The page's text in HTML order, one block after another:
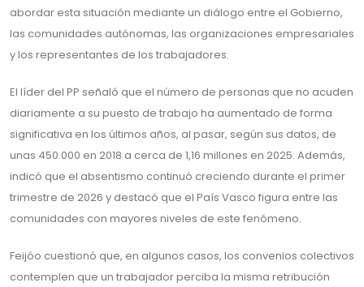
abordar esta situación mediante un diálogo entre el Gobierno,
las comunidades autónomas, las organizaciones empresariales
y los representantes de los trabajadores.
El líder del PP señaló que el número de personas que no acuden
diariamente a su puesto de trabajo ha aumentado de forma
significativa en los últimos años, al pasar, según sus datos, de
unas 450.000 en 2018 a cerca de 1,16 millones en 2025. Además,
indicó que el absentismo continuó creciendo durante el primer
trimestre de 2026 y destacó que el País Vasco figura entre las
comunidades con mayores niveles de este fenómeno.
Feijóo cuestionó que, en algunos casos, los convenios colectivos
contemplen que un trabajador perciba la misma retribución